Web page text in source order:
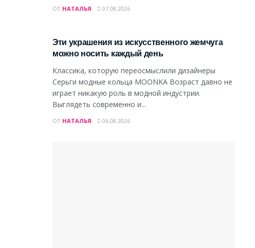
ОТ НАТАЛЬЯ 07.08.2026
Эти украшения из искусственного жемчуга
можно носить каждый день
Классика, которую переосмыслили дизайнеры
Серьги модные кольца MOONKA Возраст давно не
играет никакую роль в модной индустрии.
Выглядеть современно и...
ОТ НАТАЛЬЯ 06.08.2026